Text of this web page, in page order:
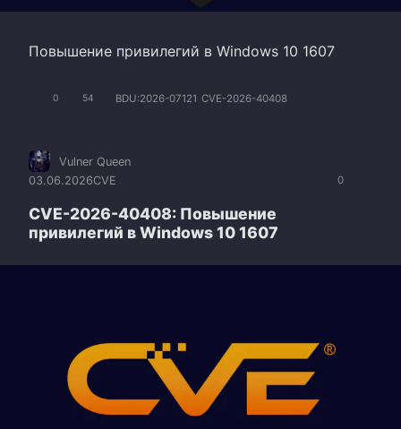
Повышение привилегий в Windows 10 1607
0 54 BDU:2026-07121 CVE-2026-40408
0
Vulner Queen
03.06.2026CVE
CVE-2026-40408: Повышение
привилегий в Windows 10 1607